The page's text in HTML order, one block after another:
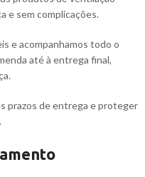
e sem complicações.
e acompanhamos todo o
até à entrega final,
prazos de entrega e proteger